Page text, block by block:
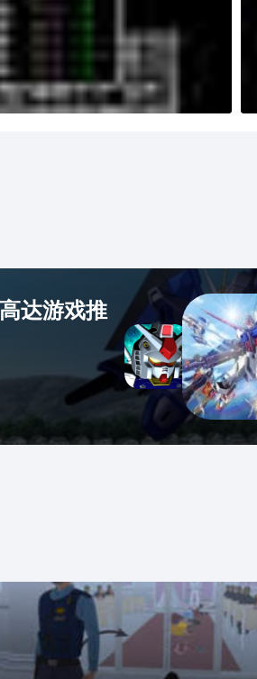
女：游戏中唯一的女性队友，性格聪明
吒不打不相识，最终被哪吒的人格魅
踏上斩妖除魔维护正义的征途。中途被
与杨戬齐心协力打败魔家四将将其救回
戬精力旺盛酷爱爬树，虽然爱好童真奇
具与装备】游戏中有近150种道具物品
角色都有自己的专属装备。随着剧情的
到更有威力的武器和更坚固的防具。每
套终极装备，收集控们可不要错过任何
】每个角色都有各自独特的战斗或辅助
攻群攻的战士，小龙女是以加血和解
仙女，杨戬擅长用法术无视妖怪防御进
达游戏推